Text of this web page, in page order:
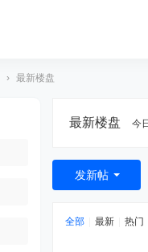
› 最新楼盘
最新楼盘 今
发新帖
全部 最新 热门